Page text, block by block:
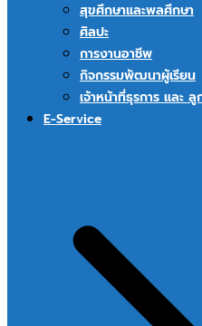
สุขศึกษาและพลศึกษา
ศิลปะ
การงานอาชีพ
กิจกรรมพัฒนาผู้เรียน
เจ้าหน้าที่ธุรการ และ
E-Service